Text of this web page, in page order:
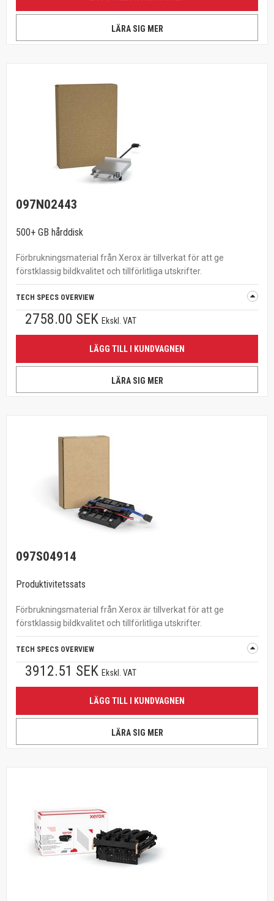
LÄRA SIG MER
097N02443
500+ GB hårddisk
Förbrukningsmaterial från Xerox är tillverkat för att ge
förstklassig bildkvalitet och tillförlitliga utskrifter.
TECH SPECS OVERVIEW
2758.00 SEK Ekskl. VAT
LÄGG TILL I KUNDVAGNEN
LÄRA SIG MER
097S04914
Produktivitetssats
Förbrukningsmaterial från Xerox är tillverkat för att ge
förstklassig bildkvalitet och tillförlitliga utskrifter.
TECH SPECS OVERVIEW
3912.51 SEK Ekskl. VAT
LÄGG TILL I KUNDVAGNEN
LÄRA SIG MER